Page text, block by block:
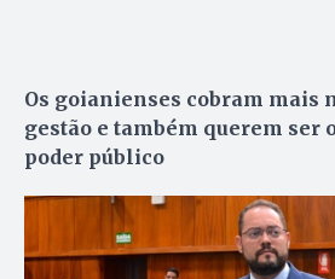
Os goianienses cobram mais
gestão e também querem ser
poder público